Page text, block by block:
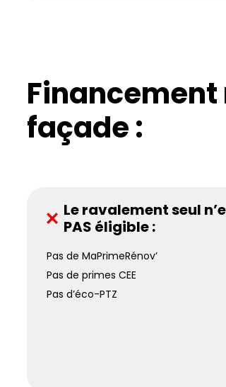
façade :
Le ravalement seul
PAS éligible :
Pas de MaPrimeRénov’
Pas de primes CEE
Pas d’éco-PTZ